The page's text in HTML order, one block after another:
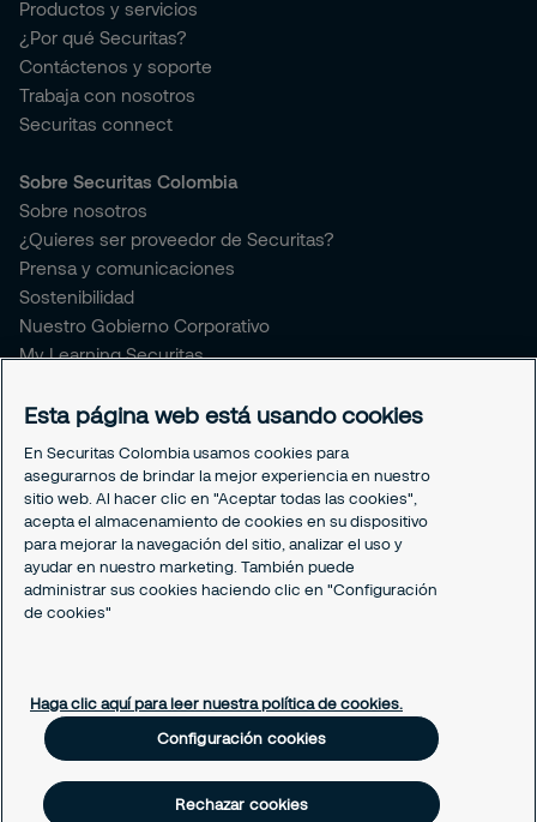
Productos y servicios
¿Por qué Securitas?
Contáctenos y soporte
Trabaja con nosotros
Securitas connect
Sobre Securitas Colombia
Sobre nosotros
¿Quieres ser proveedor de Securitas?
Prensa y comunicaciones
Sostenibilidad
Nuestro Gobierno Corporativo
My Learning Securitas
Soporte empleado
Un café con Securitas
Legal
Nuestras políticas
Política de Protección de datos
Política de Cookies
Esta página web está usando cookies
En Securitas Colombia usamos cookies para
asegurarnos de brindar la mejor experiencia en nuestro
sitio web. Al hacer clic en "Aceptar todas las cookies",
acepta el almacenamiento de cookies en su dispositivo
para mejorar la navegación del sitio, analizar el uso y
ayudar en nuestro marketing. También puede
administrar sus cookies haciendo clic en "Configuración
de cookies"
Haga clic aquí para leer nuestra política de cookies.
Configuración cookies
Rechazar cookies